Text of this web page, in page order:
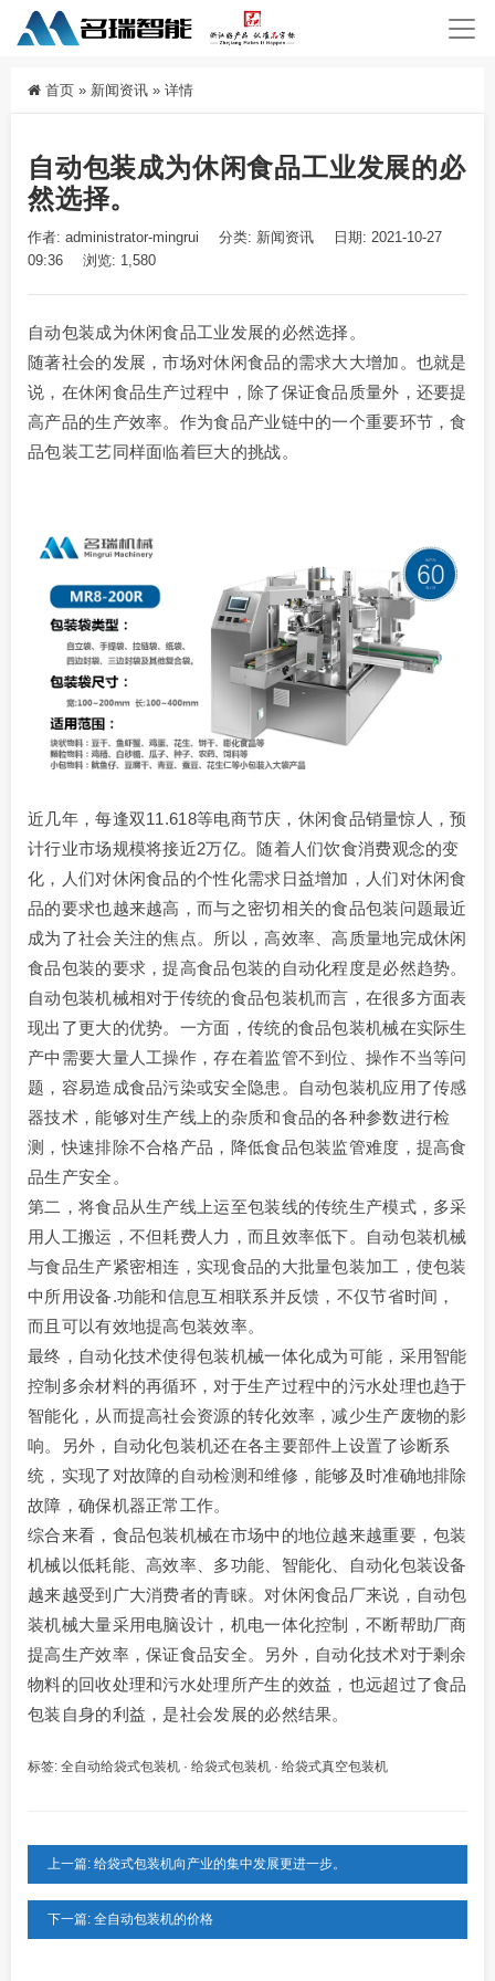
首页 » 新闻资讯 » 详情
自动包装成为休闲食品工业发展的必
然选择。
作者: administrator-mingrui 分类: 新闻资讯
日期: 2021-10-27
09:36
浏览: 1,580
自动包装成为休闲食品工业发展的必然选择。
随著社会的发展，市场对休闲食品的需求大大增加。也就是
说，在休闲食品生产过程中，除了保证食品质量外，还要提
高产品的生产效率。作为食品产业链中的一个重要环节，食
品包装工艺同样面临着巨大的挑战。
近几年，每逢双11.618等电商节庆，休闲食品销量惊人，预
计行业市场规模将接近2万亿。随着人们饮食消费观念的变
化，人们对休闲食品的个性化需求日益增加，人们对休闲食
品的要求也越来越高，而与之密切相关的食品包装问题最近
成为了社会关注的焦点。所以，高效率、高质量地完成休闲
食品包装的要求，提高食品包装的自动化程度是必然趋势。
自动包装机械相对于传统的食品包装机而言，在很多方面表
现出了更大的优势。一方面，传统的食品包装机械在实际生
产中需要大量人工操作，存在着监管不到位、操作不当等问
题，容易造成食品污染或安全隐患。自动包装机应用了传感
器技术，能够对生产线上的杂质和食品的各种参数进行检
测，快速排除不合格产品，降低食品包装监管难度，提高食
品生产安全。
第二，将食品从生产线上运至包装线的传统生产模式，多采
用人工搬运，不但耗费人力，而且效率低下。自动包装机械
与食品生产紧密相连，实现食品的大批量包装加工，使包装
中所用设备.功能和信息互相联系并反馈，不仅节省时间，
而且可以有效地提高包装效率。
最终，自动化技术使得包装机械一体化成为可能，采用智能
控制多余材料的再循环，对于生产过程中的污水处理也趋于
智能化，从而提高社会资源的转化效率，减少生产废物的影
响。另外，自动化包装机还在各主要部件上设置了诊断系
统，实现了对故障的自动检测和维修，能够及时准确地排除
故障，确保机器正常工作。
综合来看，食品包装机械在市场中的地位越来越重要，包装
机械以低耗能、高效率、多功能、智能化、自动化包装设备
越来越受到广大消费者的青睐。对休闲食品厂来说，自动包
装机械大量采用电脑设计，机电一体化控制，不断帮助厂商
提高生产效率，保证食品安全。另外，自动化技术对于剩余
物料的回收处理和污水处理所产生的效益，也远超过了食品
包装自身的利益，是社会发展的必然结果。
标签: 全自动给袋式包装机 · 给袋式包装机 · 给袋式真空包装机
上一篇: 给袋式包装机向产业的集中发展更进一步。
下一篇: 全自动包装机的价格